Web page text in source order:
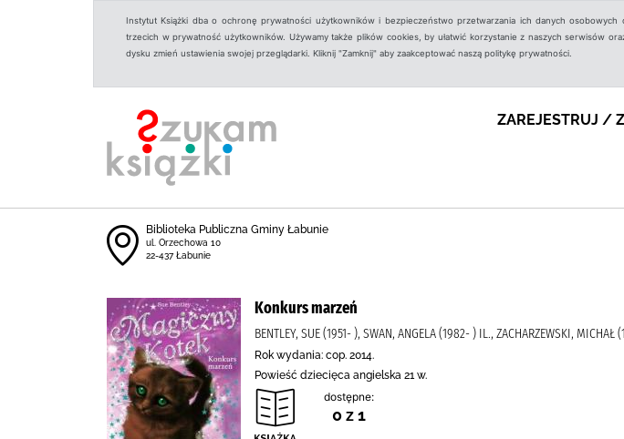
Instytut Książki dba o ochronę prywatności użytkowników i bezpieczeństwo przetwarzania ich danych
trzecich w prywatność użytkowników. Używamy także plików cookies, by ułatwić korzystanie z naszych serwisów
dysku zmień ustawienia swojej przeglądarki. Kliknij "Zamknij" aby zaakceptować naszą politykę prywatności.
ZAREJESTRUJ /
Biblioteka Publiczna Gminy Łabunie
ul. Orzechowa 10
22-437 Łabunie
Konkurs marzeń
BENTLEY, SUE (1951- ), SWAN, ANGELA (1982- ) IL., ZACHARZEWSKI, MICHAŁ
Rok wydania: cop. 2014.
Powieść dziecięca angielska 21 w.
dostępne:
0 z 1